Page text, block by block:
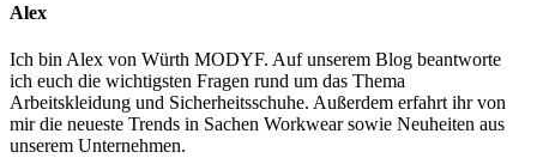
Alex
Ich bin Alex von Würth MODYF. Auf unserem Blog beantworte
ich euch die wichtigsten Fragen rund um das Thema
Arbeitskleidung und Sicherheitsschuhe. Außerdem erfahrt ihr von
mir die neueste Trends in Sachen Workwear sowie Neuheiten aus
unserem Unternehmen.